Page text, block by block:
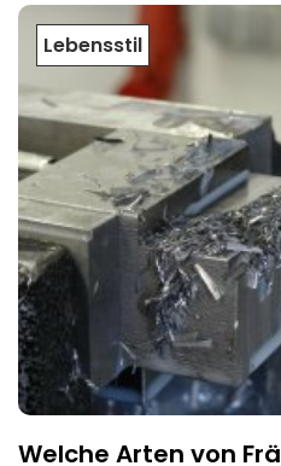
Lebensstil
Welche Arten von